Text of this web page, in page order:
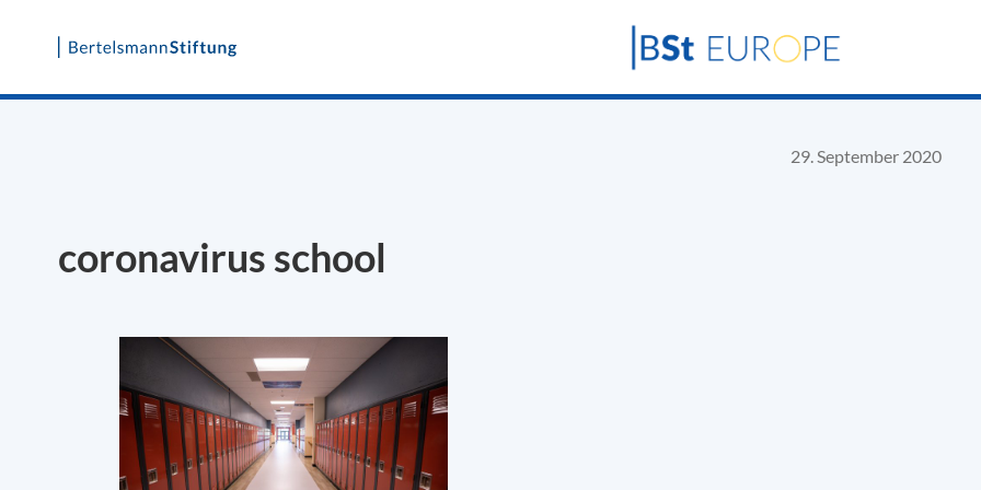
Skip
29. September 2020
coronavirus school